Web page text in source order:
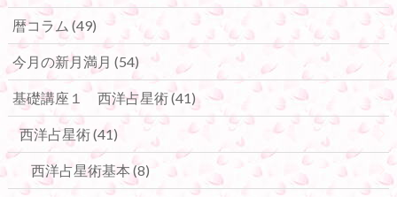
暦コラム (49)
今月の新月満月 (54)
基礎講座１ 西洋占星術(41)
西洋占星術(41)
西洋占星術基本(8)